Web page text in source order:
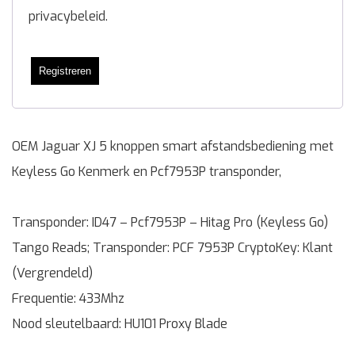
privacybeleid.
Registreren
OEM Jaguar XJ 5 knoppen smart afstandsbediening met
Keyless Go Kenmerk en Pcf7953P transponder,
Transponder: ID47 – Pcf7953P – Hitag Pro (Keyless Go)
Tango Reads; Transponder: PCF 7953P CryptoKey: Klant
(Vergrendeld)
Frequentie: 433Mhz
Nood sleutelbaard: HU101 Proxy Blade